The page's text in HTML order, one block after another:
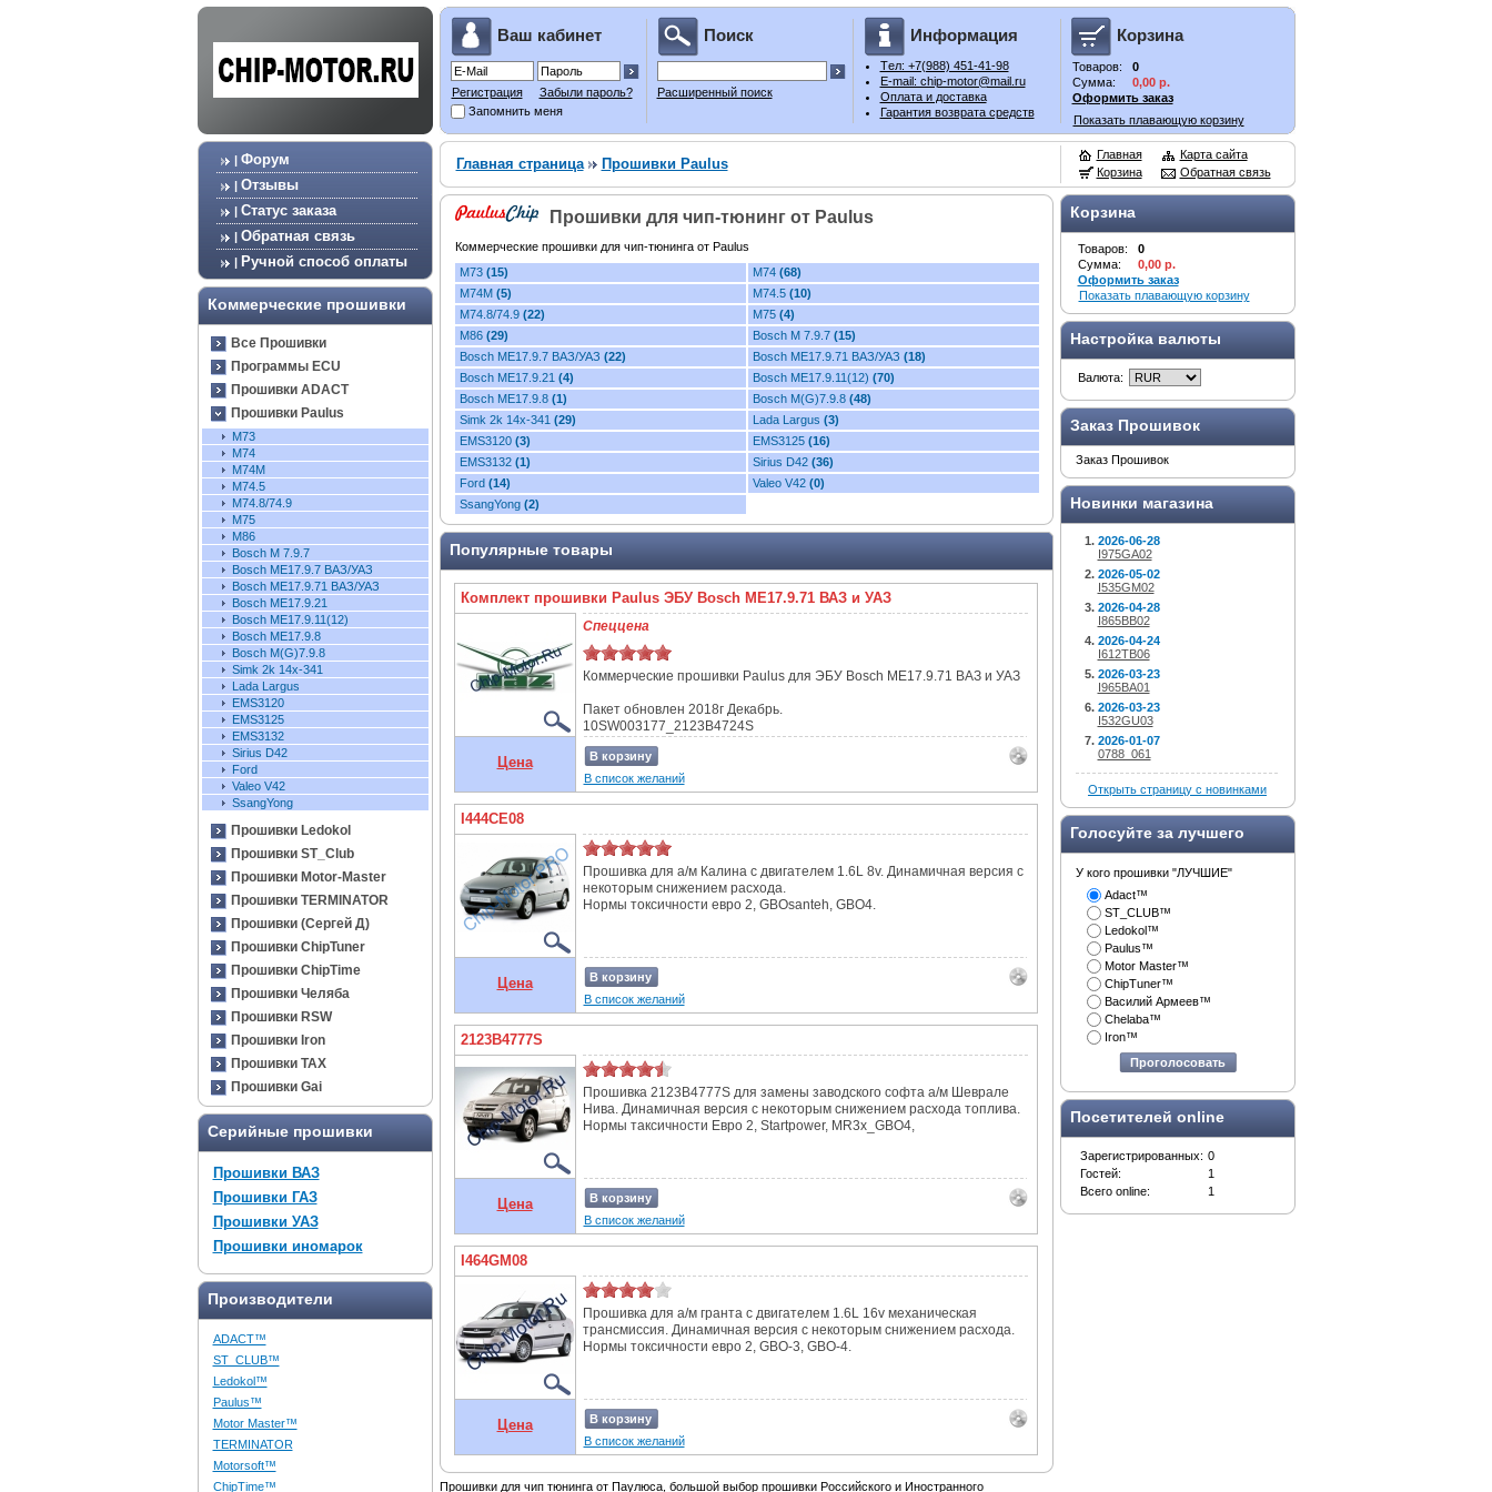
Ваш кабинет
Регистрация
Забыли пароль?
Запомнить меня
Поиск
Расширенный поиск
Информация
Tел: +7(988) 451-41-98
E-mail: chip-motor@mail.ru
Оплата и доставка
Гарантия возврата средств
Корзина
Товаров:
0
Сумма:
0,00 р.
Оформить заказ
Показать плавающую корзину
| Форум
| Отзывы
| Статус заказа
| Обратная связь
| Ручной способ оплаты
Коммерческие прошивки
Все Прошивки
Программы ECU
Прошивки ADACT
Прошивки Paulus
M73
M74
M74M
M74.5
М74.8/74.9
M75
M86
Bosch М 7.9.7
Bosch ME17.9.7 ВАЗ/УАЗ
Bosch ME17.9.71 ВАЗ/УАЗ
Bosch ME17.9.21
Bosch ME17.9.11(12)
Bosch ME17.9.8
Bosch M(G)7.9.8
Simk 2k 14x-341
Lada Largus
EMS3120
EMS3125
EMS3132
Sirius D42
Ford
Valeo V42
SsangYong
Прошивки Ledokol
Прошивки ST_Club
Прошивки Motor-Master
Прошивки TERMINATOR
Прошивки (Сергей Д)
Прошивки ChipTuner
Прошивки ChipTime
Прошивки Челяба
Прошивки RSW
Прошивки Iron
Прошивки TAX
Прошивки Gai
Серийные прошивки
Прошивки ВАЗ
Прошивки ГАЗ
Прошивки УАЗ
Прошивки иномарок
Производители
ADACT™
ST_CLUB™
Ledokol™
Paulus™
Motor Master™
TERMINATOR
Motorsoft™
ChipTime™
Главная страница Прошивки Paulus
Главная
Корзина
Карта сайта
Обратная связь
Корзина
Товаров:
0
Сумма:
0,00 р.
Оформить заказ
Показать плавающую корзину
Настройка валюты
Валюта:
Заказ Прошивок
Заказ Прошивок
Новинки магазина
2026-06-28
I975GA02
2026-05-02
I535GM02
2026-04-28
I865BB02
2026-04-24
I612TB06
2026-03-23
I965BA01
2026-03-23
I532GU03
2026-01-07
0788_061
Открыть страницу с новинками
Голосуйте за лучшего
У кого прошивки "ЛУЧШИЕ"
Adact™
ST_CLUB™
Ledokol™
Paulus™
Motor Master™
ChipTuner™
Василий Армеев™
Chelaba™
Iron™
Проголосовать
Посетителей online
Зарегистрированных: 0
Гостей:
1
Всего online:
1
Прошивки для чип-тюнинг от Paulus
Коммерческие прошивки для чип-тюнинга от Paulus
M73 (15) M74 (68)
M74M (5) M74.5 (10)
М74.8/74.9 (22) M75 (4)
M86 (29) Bosch М 7.9.7 (15)
Bosch ME17.9.7 ВАЗ/УАЗ (22) Bosch ME17.9.71 ВАЗ/УАЗ (18)
Bosch ME17.9.21 (4) Bosch ME17.9.11(12) (70)
Bosch ME17.9.8 (1) Bosch M(G)7.9.8 (48)
Simk 2k 14x-341 (29) Lada Largus (3)
EMS3120 (3) EMS3125 (16)
EMS3132 (1) Sirius D42 (36)
Ford (14) Valeo V42 (0)
SsangYong (2)
Популярные товары
Комплект прошивки Paulus ЭБУ Bosch ME17.9.71 ВАЗ и УАЗ
Спеццена
Коммерческие прошивки Paulus для ЭБУ Bosch МЕ17.9.71 ВАЗ и УАЗ
Пакет обновлен 2018г Декабрь.
10SW003177_2123B4724S
MR3x_GBO4_Santeh_v4(3)_10SW003177_2123B4724S
StartPower 2016 2123B4724S E2
Цена
В корзину
В список желаний
I444CE08
Прошивка для а/м Калина с двигателем 1.6L 8v. Динамичная версия с
некоторым снижением расхода.
Нормы токсичности евро 2, GBOsanteh, GBO4.
Цена
В корзину
В список желаний
2123B4777S
Прошивка 2123B4777S для замены заводского софта а/м Шеврале
Нива. Динамичная версия с некоторым снижением расхода топлива.
Нормы таксичности Евро 2, Startpower, MR3x_GBO4,
Цена
В корзину
В список желаний
I464GM08
Прошивка для а/м гранта с двигателем 1.6L 16v механическая
трансмиссия. Динамичная версия с некоторым снижением расхода.
Нормы токсичности евро 2, GBO-3, GBO-4.
Цена
В корзину
В список желаний
Прошивки для чип тюнинга от Паулюса, большой выбор прошивки Российского и Иностранного